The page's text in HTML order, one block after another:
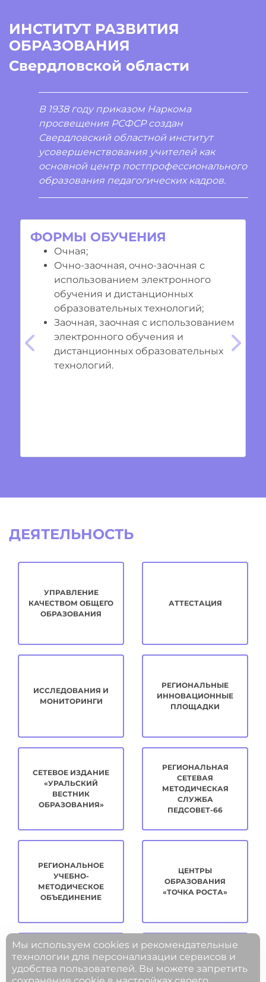
ИНСТИТУТ РАЗВИТИЯ
ОБРАЗОВАНИЯ
Свердловской области
В 1938 году приказом Наркома
просвещения РСФСР создан
Свердловский областной институт
усовершенствования учителей как
основной центр постпрофессионального
образования педагогических кадров.
ФОРМЫ ОБУЧЕНИЯ
Очная;
Очно-заочная, очно-заочная с
использованием электронного
обучения и дистанционных
образовательных технологий;
Заочная, заочная с использованием
электронного обучения и
дистанционных образовательных
технологий.
Предыдущий
ДЕЯТЕЛЬНОСТЬ
УПРАВЛЕНИЕ
КАЧЕСТВОМ ОБЩЕГО
ОБРАЗОВАНИЯ
АТТЕСТАЦИЯ
ИССЛЕДОВАНИЯ И
МОНИТОРИНГИ
РЕГИОНАЛЬНЫЕ
ИННОВАЦИОННЫЕ
ПЛОЩАДКИ
СЕТЕВОЕ ИЗДАНИЕ
«УРАЛЬСКИЙ
ВЕСТНИК
ОБРАЗОВАНИЯ»
РЕГИОНАЛЬНАЯ
СЕТЕВАЯ
МЕТОДИЧЕСКАЯ
СЛУЖБА
ПЕДСОВЕТ-66
РЕГИОНАЛЬНОЕ
УЧЕБНО-
МЕТОДИЧЕСКОЕ
ОБЪЕДИНЕНИЕ
ЦЕНТРЫ
ОБРАЗОВАНИЯ
«ТОЧКА РОСТА»
МЕТОДИЧЕСКАЯ
КОПИЛКА
ЦИФРОВОЕ
РАЗВИТИЕ
Мы используем cookies и рекомендательные
технологии для персонализации сервисов и
удобства пользователей. Вы можете запретить